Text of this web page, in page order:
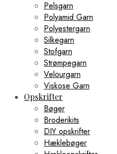
Pelsgarn
Polyamid Garn
Polyestergarn
Silkegarn
Stofgarn
Strømpegarn
Velourgarn
Viskose Garn
Opskrifter
Bøger
Broderikits
DIY opskrifter
Hæklebøger